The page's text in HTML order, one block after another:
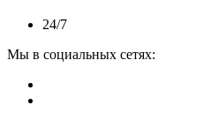
24/7
Мы в социальных сетях: